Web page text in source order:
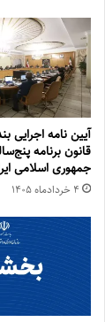
قانون برنامه
جمهوری اسلامی
۴ خرداد‌ماه ۱۴۰۵